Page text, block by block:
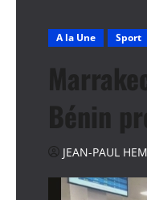
A la Une Sport
Bénin
JEAN-PAUL